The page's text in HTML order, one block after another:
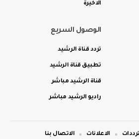
الاخيرة
الوصول السريع
تردد قناة الرشيد
تطبيق قناة الرشيد
قناة الرشيد مباشر
راديو الرشيد مباشر
الاعلانات الاتصال بنا